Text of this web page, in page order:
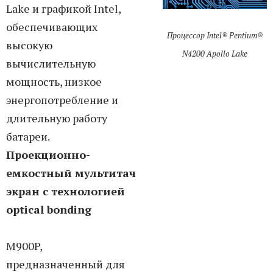
Lake и графикой Intel,
обеспечивающих
высокую
вычислительную
мощность, низкое
энергопотребление и
длительную работу
батареи.
Процессор Intel® Pentium®
N4200 Apollo Lake
Проекционно-
емкостный мультитач
экран с технологией
optical bonding
M900P,
предназначенный для